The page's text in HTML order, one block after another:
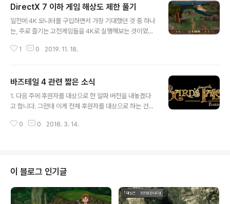
DirectX 7 이하 게임 해상도 제한 풀기
일전에 4K 모니터를 구입하면서 가장 기대했던 것 중 하나
는, 주로 즐기는 고전게임들을 4K로 실행해보는 것이었습
1600x1200 모니터에서 게임이 실행되는 모습을 보고 감
UHD 모니터 구입
1 0 2019. 11. 18.
바즈테일 4 관련 짧은 소식
1. 다음 주에 후원자를 대상으로 한 알파 버전을 내놓겠다
고 합니다. 그런데 이게 전체 후원자를 대상으로 하는 건지,
아닐까 싶기는 합니다. 2. 바즈테일 4의 정식 명칭이 정해
하는군요. 2018년 3분기 발매 예정인데 차질 없이 발매되
면 좋겠네요 :)
0 0 2018. 3. 14.
이 블로그 인기글